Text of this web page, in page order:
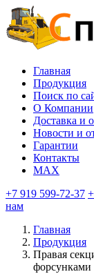
Перейти
к
основному
содержанию
Основная
навигация
Главная
Продукция
Поиск по
O Компании
Доставка и
Новости и
Гарантии
Контакты
MAX
+7 919 599-72-37
нам
Главная
Продукция
Правая
форсунками